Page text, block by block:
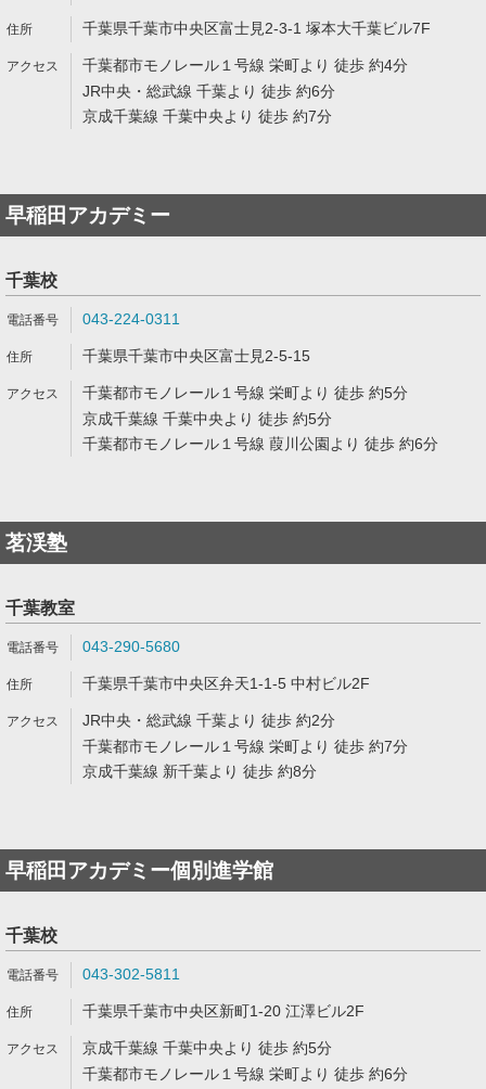
千葉県千葉市中央区富士見2-3-1 塚本大千葉ビル7F
千葉都市モノレール１号線 栄町より 徒歩 約4分
JR中央・総武線 千葉より 徒歩 約6分
京成千葉線 千葉中央より 徒歩 約7分
早稲田アカデミー
千葉校
043-224-0311
千葉県千葉市中央区富士見2-5-15
千葉都市モノレール１号線 栄町より 徒歩 約5分
京成千葉線 千葉中央より 徒歩 約5分
千葉都市モノレール１号線 葭川公園より 徒歩 約6分
茗渓塾
千葉教室
043-290-5680
千葉県千葉市中央区弁天1-1-5 中村ビル2F
JR中央・総武線 千葉より 徒歩 約2分
千葉都市モノレール１号線 栄町より 徒歩 約7分
京成千葉線 新千葉より 徒歩 約8分
早稲田アカデミー個別進学館
千葉校
043-302-5811
千葉県千葉市中央区新町1-20 江澤ビル2F
京成千葉線 千葉中央より 徒歩 約5分
千葉都市モノレール１号線 栄町より 徒歩 約6分